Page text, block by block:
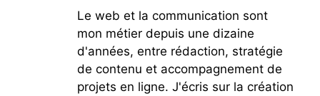
Le web et la communication sont
mon métier depuis une dizaine
d'années, entre rédaction, stratégie
de contenu et accompagnement de
projets en ligne. J'écris sur la création